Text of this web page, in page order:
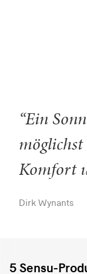
“Ein
Komfort
Dirk Wynants
5 Sensu-